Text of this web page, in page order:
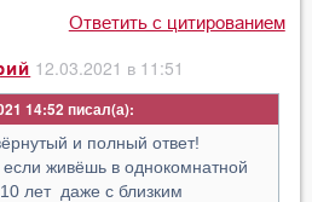
Ответить с цитированием
12.03.2021 в 11:51
14:52
и полный ответ!
если живёшь в однокомнатной
лет даже с близким